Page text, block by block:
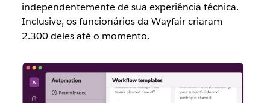
independentemente de sua experiência técnica.
Inclusive, os funcionários da Wayfair criaram
2.300 deles até o momento.